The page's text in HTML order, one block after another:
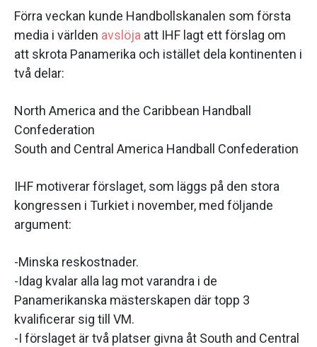
Förra veckan kunde Handbollskanalen som första
media i världen avslöja att IHF lagt ett förslag om
att skrota Panamerika och istället dela kontinenten i
två delar:
North America and the Caribbean Handball
Confederation
South and Central America Handball Confederation
IHF motiverar förslaget, som läggs på den stora
kongressen i Turkiet i november, med följande
argument:
-Minska reskostnader.
-Idag kvalar alla lag mot varandra i de
Panamerikanska mästerskapen där topp 3
kvalificerar sig till VM.
-I förslaget är två platser givna åt South and Central